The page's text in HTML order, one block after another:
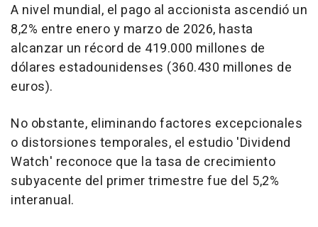
A nivel mundial, el pago al accionista ascendió un
8,2% entre enero y marzo de 2026, hasta
alcanzar un récord de 419.000 millones de
dólares estadounidenses (360.430 millones de
euros).
No obstante, eliminando factores excepcionales
o distorsiones temporales, el estudio 'Dividend
Watch' reconoce que la tasa de crecimiento
subyacente del primer trimestre fue del 5,2%
interanual.